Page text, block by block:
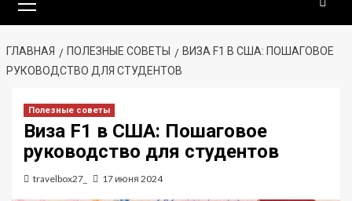
меню
ГЛАВНАЯ ПОЛЕЗНЫЕ СОВЕТЫ
ВИЗА F1 В США: ПОШАГОВОЕ
РУКОВОДСТВО ДЛЯ СТУДЕНТОВ
Полезные советы
Виза F1 в США: Пошаговое
руководство для студентов
travelbox27_ 17 июня 2024